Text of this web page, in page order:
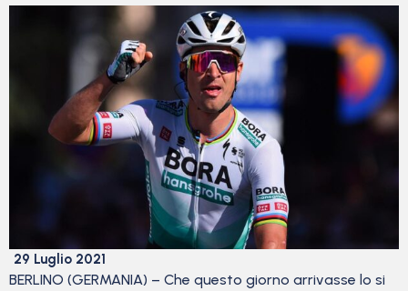
29 Luglio 2021
BERLINO (GERMANIA) – Che questo giorno arrivasse lo si